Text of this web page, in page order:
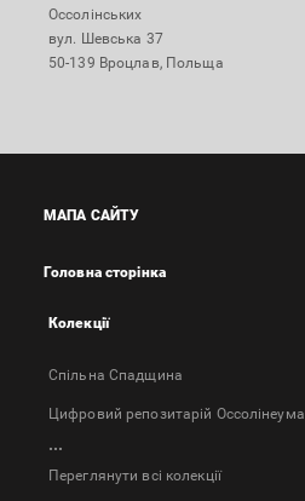
Оссолінських
вул. Шевська 37
50-139 Вроцлав, Польща
МАПА САЙТУ
Головна сторінка
Колекції
Спільна Спадщина
Цифровий репозитарій Оссолінеума
...
Переглянути всі колекції